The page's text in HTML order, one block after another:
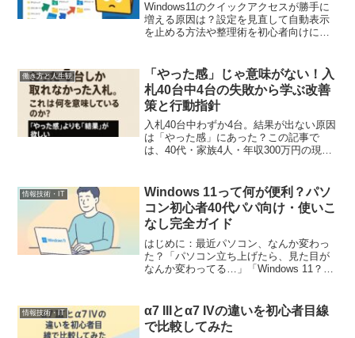
Windows11のクイックアクセスが勝手に
増える原因は？設定を見直して自動表示
を止める方法や整理術を初心者向けに解
働き方と人生観
「やった感」じゃ意味がない！入
札40台中4台の失敗から学ぶ改善
策と行動指針
入札40台中わずか4台。結果が出ない原因
は「やった感」にあった？この記事で
は、40代・家族4人・年収300万円の現場
ります。
情報技術・IT
Windows 11って何が便利？パソ
コン初心者40代パパ向け・使いこ
なし完全ガイド
はじめに：最近パソコン、なんか変わっ
た？「パソコン立ち上げたら、見た目が
なんか変わってる…」「Windows 11？で
僕も、ふだん家ではネットや動画、ちょ
っとした書類作...
情報技術・IT
α7 IIIとα7 IVの違いを初心者目線
で比較してみた